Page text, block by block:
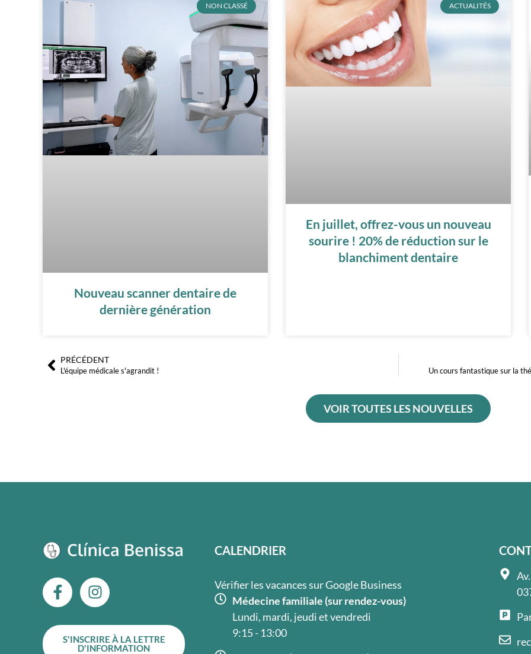
NON CLASSÉ
Nouveau scanner dentaire de
dernière génération
ACTUALITÉS
En juillet, offrez-vous un nouveau
sourire ! 20% de réduction sur le
blanchiment dentaire
Précédent
PRÉCÉDENT
L'équipe médicale s'agrandit ! Un cours fantastique sur la
VOIR TOUTES LES NOUVELLES
F
a
e
b
I
n
t
a
S'INSCRIRE À LA LETTRE
D'INFORMATION
CALENDRIER
Vérifier les vacances sur Google Business
Médecine familiale (sur rendez-vous)
Lundi, mardi, jeudi et vendredi
9:15 - 13:00